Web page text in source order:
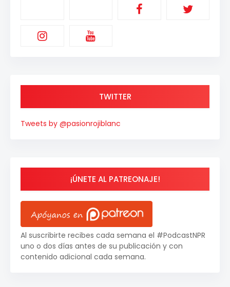
TWITTER
Tweets by @pasionrojiblanc
¡ÚNETE AL PATREONAJE!
Al suscribirte recibes cada semana el #PodcastNPR
uno o dos días antes de su publicación y con
contenido adicional cada semana.